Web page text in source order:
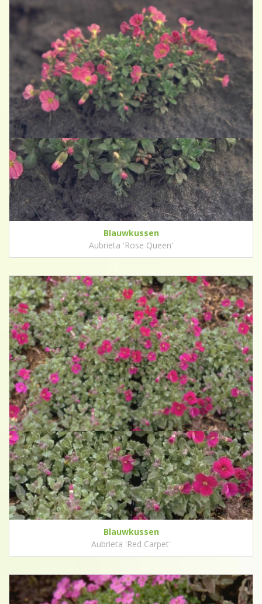
Blauwkussen
Aubrieta 'Rose Queen'
Blauwkussen
Aubrieta 'Red Carpet'